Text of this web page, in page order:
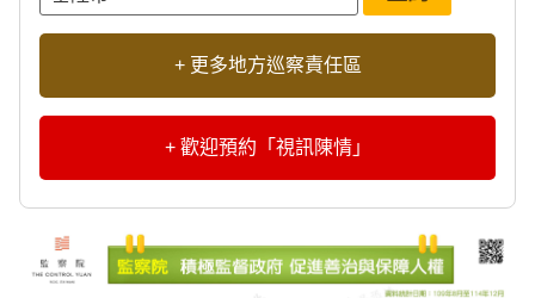
+ 更多地方巡察責任區
+ 歡迎預約「視訊陳情」